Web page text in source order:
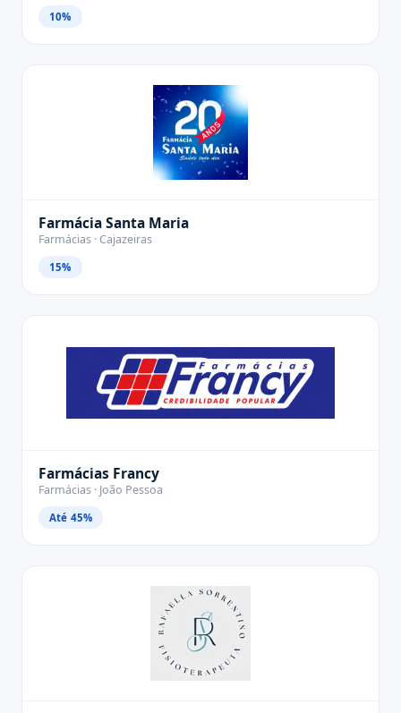
10%
Farmácia Santa Maria
Farmácias · Cajazeiras
15%
Farmácias Francy
Farmácias · João Pessoa
Até 45%